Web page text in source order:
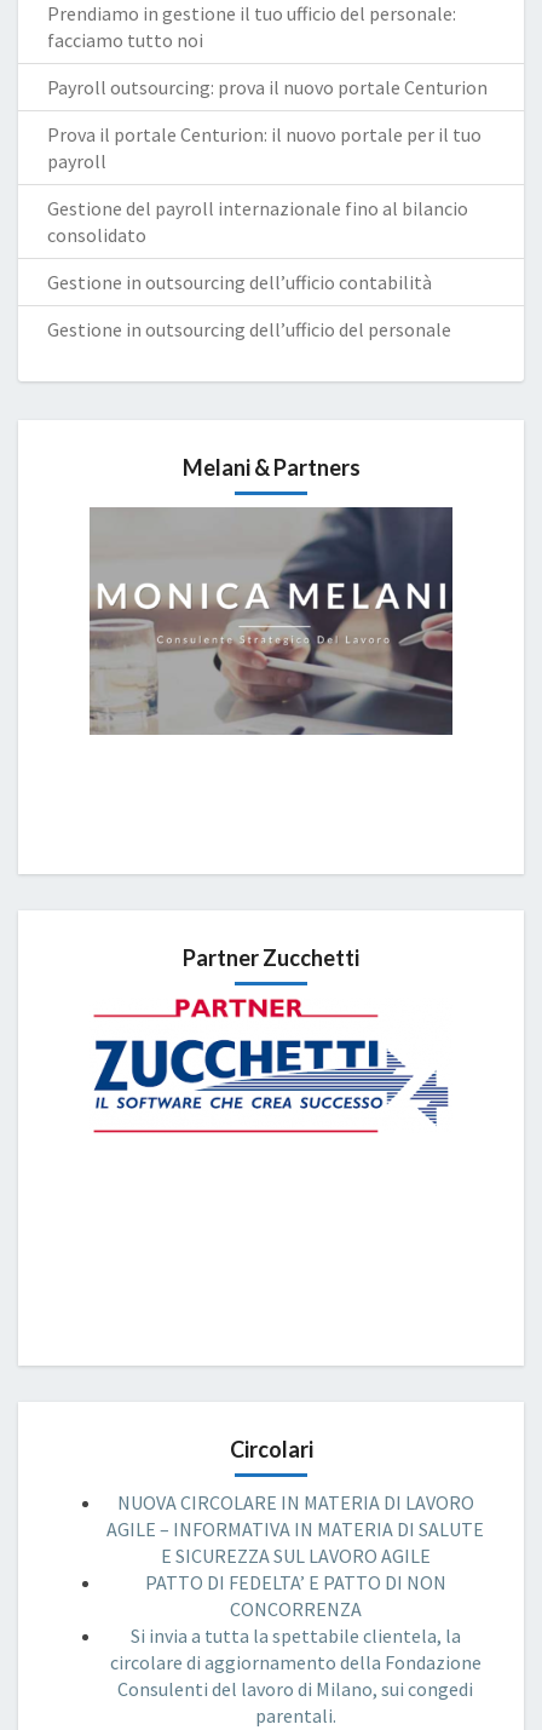
Prendiamo in gestione il tuo ufficio del personale:
facciamo tutto noi
Payroll outsourcing: prova il nuovo portale Centurion
Prova il portale Centurion: il nuovo portale per il tuo
payroll
Gestione del payroll internazionale fino al bilancio
consolidato
Gestione in outsourcing dell’ufficio contabilità
Gestione in outsourcing dell’ufficio del personale
Melani & Partners
Partner Zucchetti
Circolari
NUOVA CIRCOLARE IN MATERIA DI LAVORO
AGILE – INFORMATIVA IN MATERIA DI SALUTE
E SICUREZZA SUL LAVORO AGILE
PATTO DI FEDELTA’ E PATTO DI NON
CONCORRENZA
Si invia a tutta la spettabile clientela, la
circolare di aggiornamento della Fondazione
Consulenti del lavoro di Milano, sui congedi
parentali.